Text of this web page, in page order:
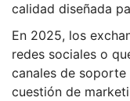
calidad diseñada
En 2025, los
redes sociales o
canales de soporte
cuestión de